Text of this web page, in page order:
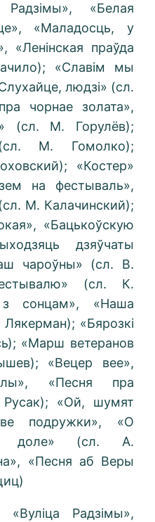
«Белая
«Маладосць, у
«Ленінская праўда
«Славім мы
людзі» (сл.
чорнае золата»,
(сл. М. Горулёв);
М. Гомолко);
«Костер»
на фестываль»,
М. Калачинский);
«Бацькоўскую
дзяўчаты
чароўны» (сл. В.
(сл. К.
сонцам», «Наша
«Бярозкі
«Марш ветеранов
«Вецер вее»,
«Песня пра
«Ой, шумят
подружки», «О
доле» (сл. А.
«Песня аб Веры
Радзімы»,